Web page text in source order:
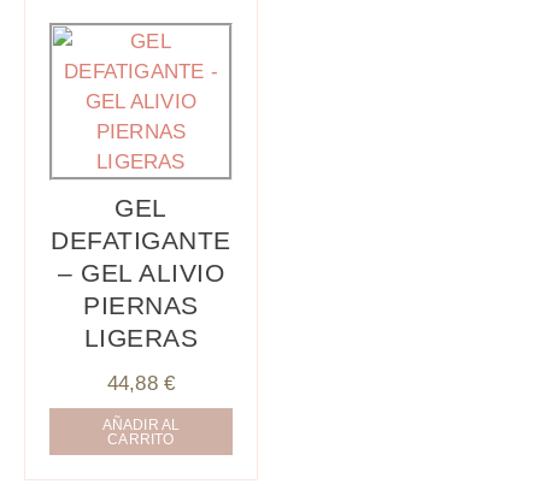
GEL
DEFATIGANTE
– GEL ALIVIO
PIERNAS
LIGERAS
44,88 €
AÑADIR AL
CARRITO